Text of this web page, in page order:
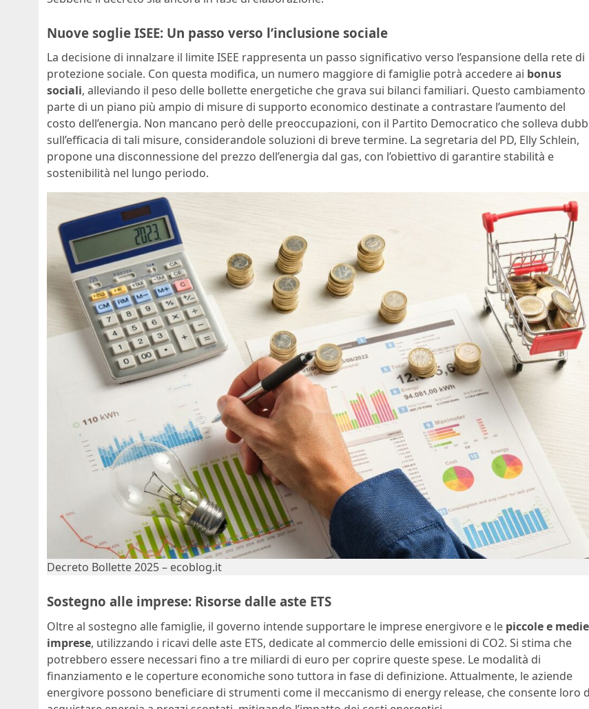
Nuove soglie ISEE: Un passo verso l’inclusione sociale
La decisione di innalzare il limite ISEE rappresenta un passo significativo verso l’espansione della rete di
protezione sociale. Con questa modifica, un numero maggiore di famiglie potrà accedere ai bonus
sociali, alleviando il peso delle bollette energetiche che grava sui bilanci familiari. Questo cambiamento
parte di un piano più ampio di misure di supporto economico destinate a contrastare l’aumento del
costo dell’energia. Non mancano però delle preoccupazioni, con il Partito Democratico che solleva
sull’efficacia di tali misure, considerandole soluzioni di breve termine. La segretaria del PD, Elly Schlein,
propone una disconnessione del prezzo dell’energia dal gas, con l’obiettivo di garantire stabilità e
sostenibilità nel lungo periodo.
Decreto Bollette 2025 – ecoblog.it
Sostegno alle imprese: Risorse dalle aste ETS
Oltre al sostegno alle famiglie, il governo intende supportare le imprese energivore e le piccole e medie
imprese, utilizzando i ricavi delle aste ETS, dedicate al commercio delle emissioni di CO2. Si stima che
potrebbero essere necessari fino a tre miliardi di euro per coprire queste spese. Le modalità di
finanziamento e le coperture economiche sono tuttora in fase di definizione. Attualmente, le aziende
energivore possono beneficiare di strumenti come il meccanismo di energy release, che consente loro